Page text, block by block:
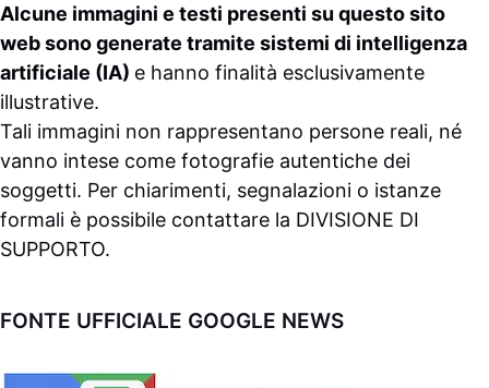
Alcune immagini e testi presenti su questo sito
web sono generate tramite sistemi di intelligenza
artificiale (IA) e hanno finalità esclusivamente
illustrative.
Tali immagini non rappresentano persone reali, né
vanno intese come fotografie autentiche dei
soggetti. Per chiarimenti, segnalazioni o istanze
formali è possibile contattare la DIVISIONE DI
SUPPORTO.
FONTE UFFICIALE GOOGLE NEWS